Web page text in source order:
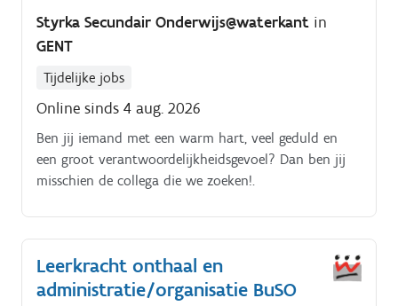
twee campussen: Spermalie (Brugse binnenstad) en De
Polder (Sint-Kruis). Beide campussen werken nauw
samen met het Begeleidingscentrum Wij zijn op zoek
buitengewoon secundair onderwijs (OV4) aan
leerlingen met autisme (type 9) en leerlingen met
auditieve beperking (type 7).
Styrka Secundair Onderwijs@waterkant in
GENT
Tijdelijke jobs
Online sinds 4 aug. 2026
Ben jij iemand met een warm hart, veel geduld en
een groot verantwoordelijkheidsgevoel? Dan ben jij
misschien de collega die we zoeken!.
Leerkracht onthaal en
administratie/organisatie BuSO